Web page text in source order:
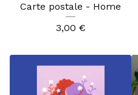
Carte postale - Home
3,00 €